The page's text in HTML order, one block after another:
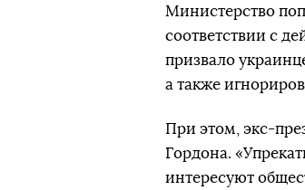
Министерство
соответствии с
призвало
а также
При этом, экс-
Гордона.
интересуют